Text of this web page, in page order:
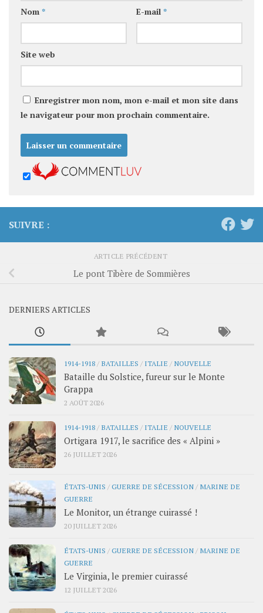
Nom * E-mail *
Site web
Enregistrer mon nom, mon e-mail et mon site dans
le navigateur pour mon prochain commentaire.
SUIVRE :
ARTICLE PRÉCÉDENT
Le pont Tibère de Sommières
DERNIERS ARTICLES
1914-1918 / BATAILLES / ITALIE / NOUVELLE
Bataille du Solstice, fureur sur le Monte
Grappa
2 AOÛT 2026
1914-1918 / BATAILLES / ITALIE / NOUVELLE
Ortigara 1917, le sacrifice des « Alpini »
26 JUILLET 2026
ÉTATS-UNIS /GUERRE DE SÉCESSION / MARINE DE
GUERRE
Le Monitor, un étrange cuirassé !
20 JUILLET 2026
ÉTATS-UNIS /GUERRE DE SÉCESSION / MARINE DE
GUERRE
Le Virginia, le premier cuirassé
12 JUILLET 2026